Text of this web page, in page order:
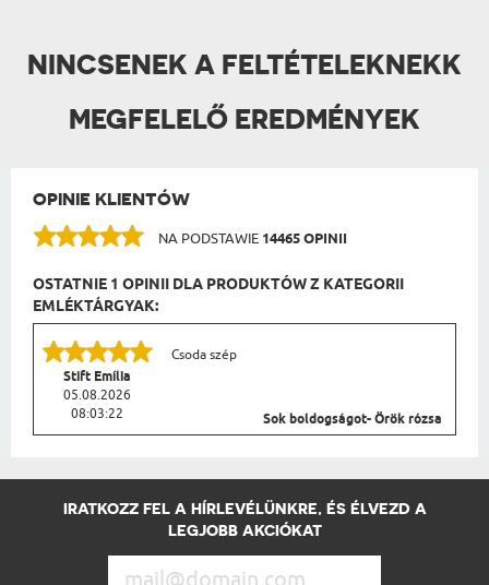
NINCSENEK A FELTÉTELEKNEKK
MEGFELELŐ EREDMÉNYEK
OPINIE KLIENTÓW
NA PODSTAWIE 14465 OPINII
OSTATNIE 1 OPINII DLA PRODUKTÓW Z KATEGORII
EMLÉKTÁRGYAK:
Stift Emília
05.08.2026
08:03:22
Csoda szép
Sok boldogságot- Örök rózsa
IRATKOZZ FEL A HÍRLEVÉLÜNKRE, ÉS ÉLVEZD A
LEGJOBB AKCIÓKAT